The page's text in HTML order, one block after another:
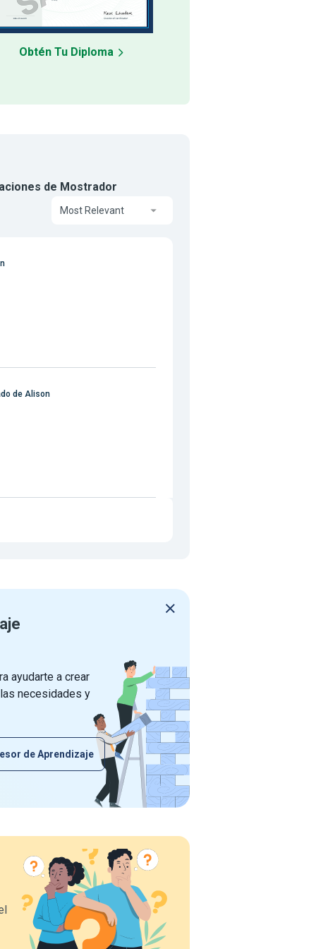
Obtén Tu Diploma
de Mostrador
Most Relevant
de Alison
ayudarte a crear
necesidades y
de Aprendizaje